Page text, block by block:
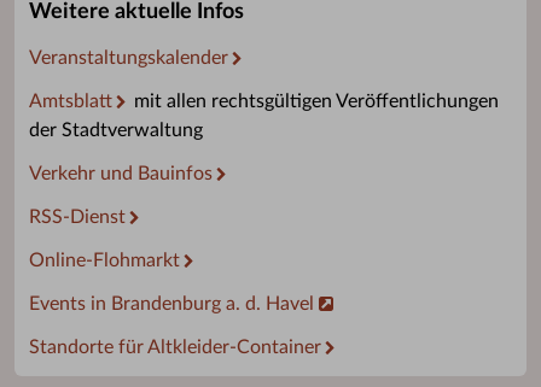
Weitere aktuelle Infos
Veranstaltungskalender
Amtsblatt
mit allen rechtsgültigen Veröffentlichungen
der Stadtverwaltung
Verkehr und Bauinfos
RSS-Dienst
Online-Flohmarkt
Events in Brandenburg a. d. Havel
Standorte für Altkleider-Container